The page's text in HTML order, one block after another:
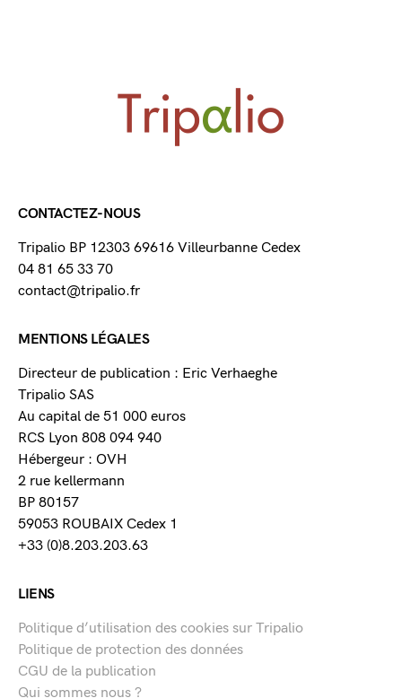
CONTACTEZ-NOUS
Tripalio BP 12303 69616 Villeurbanne Cedex
04 81 65 33 70
contact@tripalio.fr
MENTIONS LÉGALES
Directeur de publication : Eric Verhaeghe
Tripalio SAS
Au capital de 51 000 euros
RCS Lyon 808 094 940
Hébergeur : OVH
2 rue kellermann
BP 80157
59053 ROUBAIX Cedex 1
+33 (0)8.203.203.63
LIENS
Politique d’utilisation des cookies sur Tripalio
Politique de protection des données
CGU de la publication
Qui sommes nous ?